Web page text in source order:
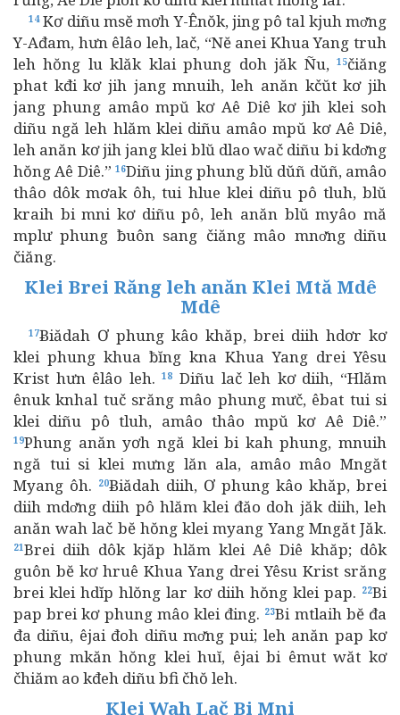
14Kơ diñu msĕ mơh Y-Ênŏk, jing pô tal kjuh mơ̆ng
Y-Ađam, hưn êlâo leh, lač, “Nĕ anei Khua Yang truh
leh hŏng lu klăk klai phung doh jăk Ñu, 15čiăng
phat kđi kơ jih jang mnuih, leh anăn kčŭt kơ jih
jang phung amâo mpŭ kơ Aê Diê kơ jih klei soh
diñu ngă leh hlăm klei diñu amâo mpŭ kơ Aê Diê,
leh anăn kơ jih jang klei blŭ dlao wač diñu bi kdơ̆ng
hŏng Aê Diê.”16Diñu jing phung blŭ dŭñ dŭñ, amâo
thâo dôk mơak ôh, tui hlue klei diñu pô tluh, blŭ
kraih bi mni kơ diñu pô, leh anăn blŭ myâo mă
mplư phung ƀuôn sang čiăng mâo mnơ̆ng diñu
čiăng.
Klei Brei Răng leh anăn Klei Mtă Mdê
Mdê
17Ƀiădah Ơ phung kâo khăp, brei diih hdơr kơ
klei phung khua ƀĭng kna Khua Yang drei Yêsu
Krist hưn êlâo leh.18 Diñu lač leh kơ diih, “Hlăm
ênuk knhal tuč srăng mâo phung mưč, êbat tui si
klei diñu pô tluh, amâo thâo mpŭ kơ Aê Diê.”
19Phung anăn yơh ngă klei bi kah phung, mnuih
ngă tui si klei mưng lăn ala, amâo mâo Mngăt
Myang ôh.
20Ƀiădah diih, Ơ phung kâo khăp, brei
diih mdơ̆ng diih pô hlăm klei đăo doh jăk diih, leh
anăn wah lač bĕ hŏng klei myang Yang Mngăt Jăk.
21Brei diih dôk kjăp hlăm klei Aê Diê khăp; dôk
guôn bĕ kơ hruê Khua Yang drei Yêsu Krist srăng
brei klei hdĭp hlŏng lar kơ diih hŏng klei pap. 22Bi
pap brei kơ phung mâo klei đing. 23Bi mtlaih bĕ đa
đa diñu, êjai đoh diñu mơ̆ng pui; leh anăn pap kơ
phung mkăn hŏng klei huĭ, êjai bi êmut wăt kơ
čhiăm ao kđeh diñu bfi čhŏ leh.
Klei Wah Lač Bi Mni